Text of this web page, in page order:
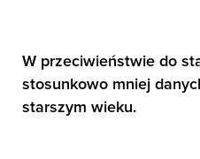
W przeciwieństwie do
stosunkowo mniej
starszym wieku.